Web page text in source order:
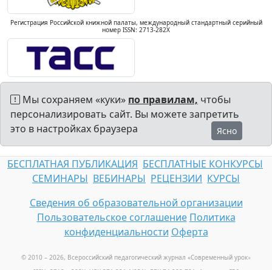
Регистрация Российской книжной палаты, международный стандартный серийный
номер ISSN: 2713-282X
Мы сохраняем «куки» по правилам, чтобы
персонализировать сайт. Вы можете запретить
это в настройках браузера
Ясно
БЕСПЛАТНАЯ ПУБЛИКАЦИЯ БЕСПЛАТНЫЕ КОНКУРСЫ
СЕМИНАРЫ ВЕБИНАРЫ РЕЦЕНЗИИ КУРСЫ
Сведения об образовательной организации
Пользовательское соглашение Политика
конфиденциальности Оферта
© 2010 – 2026, Всероссийский педагогический журнал «Современный урок»